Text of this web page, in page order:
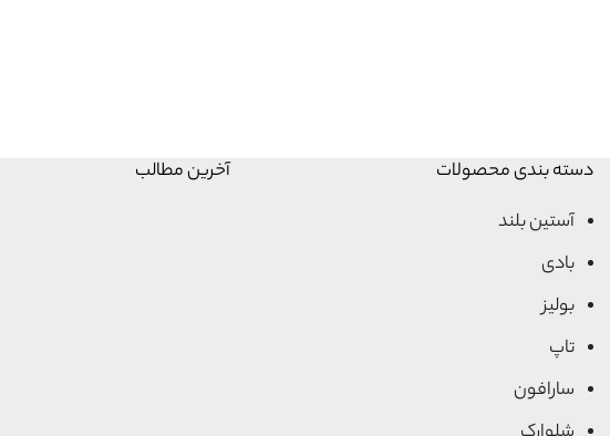
دسته بندی محصولات
آستین بلند
بادی
بولیز
تاپ
سارافون
آخرین مطالب